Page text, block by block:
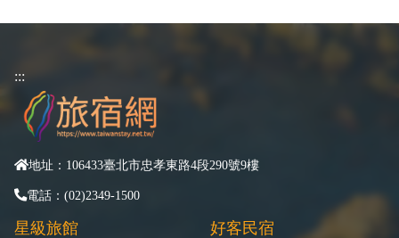
:::
地址：106433臺北市忠孝東路4段290號9樓
電話：(02)2349-1500
星級旅館
好客民宿